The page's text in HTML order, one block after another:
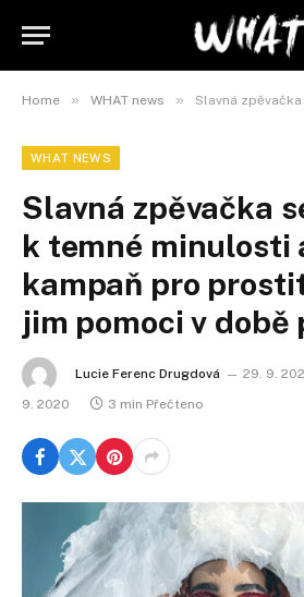
Home » WHAT news » Slavná zpěvačka se přiznala k temné
WHAT NEWS
Slavná zpěvačka
k temné minulosti
kampaň pro
jim pomoci v době
Lucie Ferenc Drugdová 29. 9.
9. 2020
3 min Přečteno